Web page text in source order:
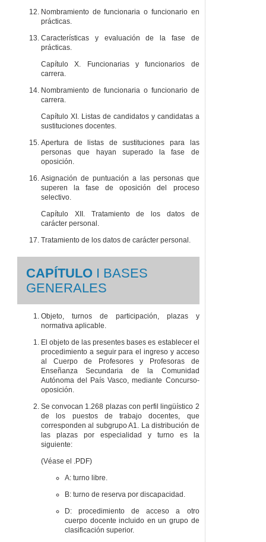
Nombramiento de funcionaria o funcionario en
prácticas.
Características y evaluación de la fase de
prácticas.
Capítulo X. Funcionarias y funcionarios de
carrera.
Nombramiento de funcionaria o funcionario de
carrera.
Capítulo XI. Listas de candidatos y candidatas a
sustituciones docentes.
Apertura de listas de sustituciones para las
personas que hayan superado la fase de
oposición.
Asignación de puntuación a las personas que
superen la fase de oposición del proceso
selectivo.
Capítulo XII. Tratamiento de los datos de
carácter personal.
Tratamiento de los datos de carácter personal.
CAPÍTULO I BASES
GENERALES
Objeto, turnos de participación, plazas y
normativa aplicable.
El objeto de las presentes bases es establecer el
procedimiento a seguir para el ingreso y acceso
al Cuerpo de Profesores y Profesoras de
Enseñanza Secundaria de la Comunidad
Autónoma del País Vasco, mediante Concurso-
oposición.
Se convocan 1.268 plazas con perfil lingüístico 2
de los puestos de trabajo docentes, que
corresponden al subgrupo A1. La distribución de
las plazas por especialidad y turno es la
siguiente:
(Véase el .PDF)
A: turno libre.
B: turno de reserva por discapacidad.
D: procedimiento de acceso a otro
cuerpo docente incluido en un grupo de
clasificación superior.